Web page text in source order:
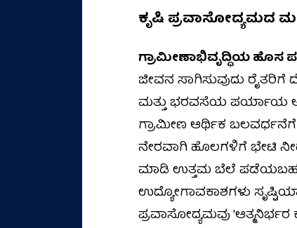
ಕೃಷಿ ಪ್ರವಾಸೋದ್ಯಮದ
ಗ್ರಾಮೀಣಾಭಿವೃದ್ಧಿಯ ಹೊಸ
ಜೀವನ ಸಾಗಿಸುವುದು
ಮತ್ತು ಭರವಸೆಯ ಪರ್ಯಾಯ
ಗ್ರಾಮೀಣ ಆರ್ಥಿಕ ಬಲವರ್ಧನೆಗೆ
ನೇರವಾಗಿ ಹೊಲಗಳಿಗೆ ಭೇಟಿ
ಮಾಡಿ ಉತ್ತಮ ಬೆಲೆ
ಉದ್ಯೋಗಾವಕಾಶಗಳು
ಪ್ರವಾಸೋದ್ಯಮವು